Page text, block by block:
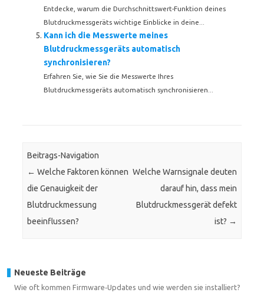
Entdecke, warum die Durchschnittswert-Funktion deines
Blutdruckmessgeräts wichtige Einblicke in deine...
Kann ich die Messwerte meines
Blutdruckmessgeräts automatisch
synchronisieren?
Erfahren Sie, wie Sie die Messwerte Ihres
Blutdruckmessgeräts automatisch synchronisieren...
Beitrags-Navigation
← Welche Faktoren können
die Genauigkeit der
Blutdruckmessung
beeinflussen?
Welche Warnsignale deuten
darauf hin, dass mein
Blutdruckmessgerät defekt
ist? →
Neueste Beiträge
Wie oft kommen Firmware‑Updates und wie werden sie installiert?